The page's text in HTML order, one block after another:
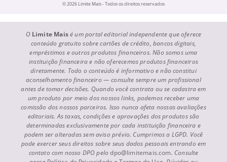
© 2026 Limite Mais - Todos os direitos reservados
O Limite Maisé um portal editorial independente que oferece
conteúdo gratuito sobre cartões de crédito, bancos digitais,
empréstimos e outros produtos financeiros. Não somos uma
instituição financeira e não oferecemos produtos financeiros
diretamente. Todo o conteúdo é informativo e não constitui
aconselhamento financeiro — consulte sempre um profissional
antes de tomar decisões. Quando você contrata ou se cadastra em
um produto por meio dos nossos links, podemos receber uma
comissão dos nossos parceiros. Isso nunca afeta nossas avaliações
editoriais. As taxas, condições e aprovações dos produtos são
determinadas exclusivamente por cada instituição financeira e
podem ser alteradas sem aviso prévio. Cumprimos a LGPD. Você
pode exercer seus direitos sobre seus dados pessoais entrando em
contato com nosso DPO pelodpo@limitemais.com. Consulte